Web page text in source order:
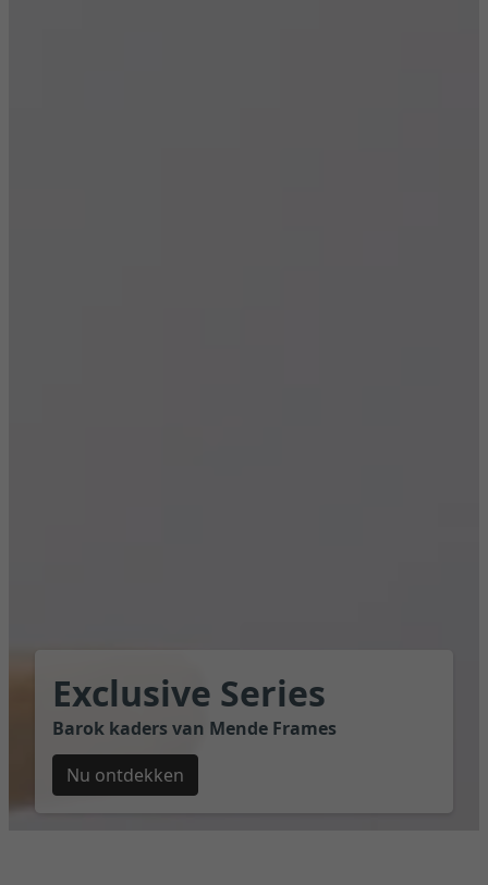
Exclusive Series
Barok kaders van Mende Frames
Nu ontdekken